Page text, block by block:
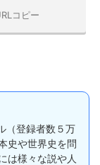
コピー
（登録者数５万
史や世界史を問
は様々な説や人